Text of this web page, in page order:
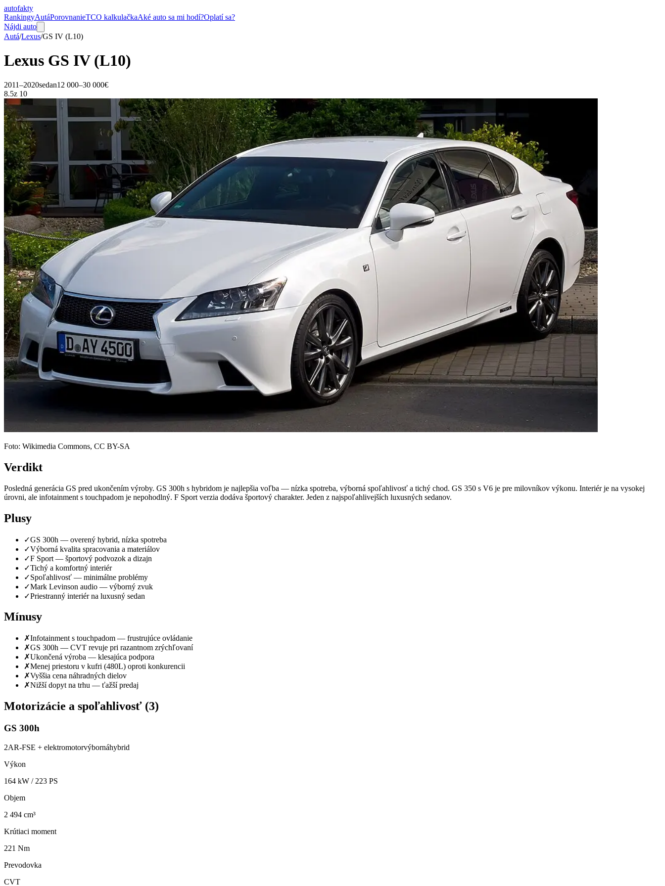
autofakty
RankingyAutáPorovnanieTCO kalkulačkaAké auto sa mi hodí?Oplatí sa?
Nájdi auto
Autá/Lexus/GS IV (L10)
Lexus GS IV (L10)
2011–2020sedan12 000–30 000€
8.5z 10
Foto: Wikimedia Commons, CC BY-SA
Verdikt
Posledná generácia GS pred ukončením výroby. GS 300h s hybridom je najlepšia voľba — nízka spotreba, výborná spoľahlivosť a tichý chod. GS 350 s V6 je pre milovníkov výkonu. Interiér je na vysokej
úrovni, ale infotainment s touchpadom je nepohodlný. F Sport verzia dodáva športový charakter. Jeden z najspoľahlivejších luxusných sedanov.
Plusy
✓GS 300h — overený hybrid, nízka spotreba
✓Výborná kvalita spracovania a materiálov
✓F Sport — športový podvozok a dizajn
✓Tichý a komfortný interiér
✓Spoľahlivosť — minimálne problémy
✓Mark Levinson audio — výborný zvuk
✓Priestranný interiér na luxusný sedan
Mínusy
✗Infotainment s touchpadom — frustrujúce ovládanie
✗GS 300h — CVT revuje pri razantnom zrýchľovaní
✗Ukončená výroba — klesajúca podpora
✗Menej priestoru v kufri (480L) oproti konkurencii
✗Vyššia cena náhradných dielov
✗Nižší dopyt na trhu — ťažší predaj
Motorizácie a spoľahlivosť (3)
GS 300h
2AR-FSE + elektromotorvýbornáhybrid
Výkon
164 kW / 223 PS
Objem
2 494 cm³
Krútiaci moment
221 Nm
Prevodovka
CVT